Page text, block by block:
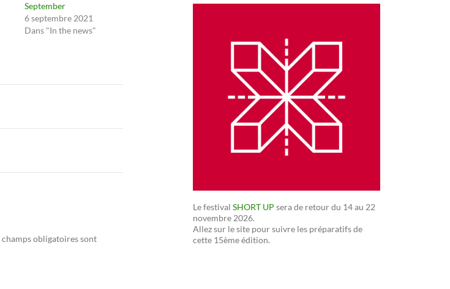
September
6 septembre 2021
Dans "In the news"
champs obligatoires sont
Le festival SHORT UP sera de retour du 14 au 22
novembre 2026.
Allez sur le site pour suivre les préparatifs de
cette 15ème édition.